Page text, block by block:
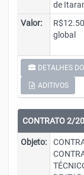
de
Valor:
global
DETALHES
ADITIVOS
CONTRATO 2/
Objeto: